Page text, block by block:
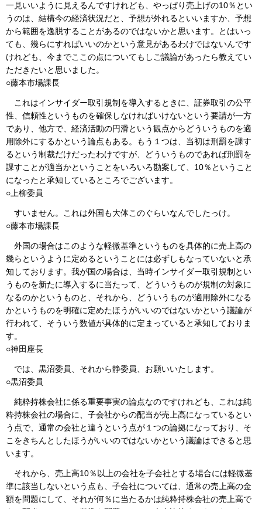
一見いいように見えるんですけれども、やっぱり売上げの10％とい
うのは、結構今の経済状況だと、予想が外れるといいますか、予想
から範囲を逸脱することがあるのではないかと思います。とはいっ
ても、幾らにすればいいのかという意見があるわけではないんです
けれども、今までここの点についてもしご議論があったら教えてい
ただきたいと思いました。
○藤本市場課長
これはインサイダー取引規制を導入するときに、証券取引の公平
性、信頼性というものを確保しなければいけないという要請が一方
であり、他方で、経済活動の円滑という観点からどういうものを適
用除外にするかという論点もある。もう１つは、当初は刑罰を課す
るという制裁だけだったわけですが、どういうものであれば刑罰を
課すことが適当かということをいろいろ勘案して、10％ということ
になったと承知しているところでございます。
○上柳委員
すいません。これは外国も大体このぐらいなんでしたっけ。
○藤本市場課長
外国の場合はこのような軽微基準というものを具体的に売上高の
幾らというように定めるということには必ずしもなっていないと承
知しております。我が国の場合は、当時インサイダー取引規制とい
うものを新たに導入するに当たって、どういうものが規制の対象に
なるのかというものと、それから、どういうものが適用除外になる
かというものを明確に定めたほうがいいのではないかという議論が
行われて、そういう数値が具体的に定まっていると承知しておりま
す。
○神田座長
では、黒沼委員、それから静委員、お願いいたします。
○黒沼委員
純粋持株会社に係る重要事実の論点なのですけれども、これは純
粋持株会社の場合に、子会社からの配当が売上高になっているとい
う点で、通常の会社と違うという点が１つの論拠になっており、そ
こをきちんとしたほうがいいのではないかという議論はできると思
います。
それから、売上高10％以上の会社を子会社とする場合には軽微基
準に該当しないという点も、子会社については、通常の売上高の金
額を問題にして、それが何％に当たるかは純粋持株会社の売上高で